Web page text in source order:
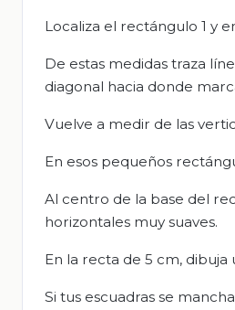
Localiza el rectángulo 1 y
De estas medidas traza
diagonal hacia donde
Vuelve a medir de las
En esos pequeños
Al centro de la base del
horizontales muy suaves.
En la recta de 5 cm,
Si tus escuadras se